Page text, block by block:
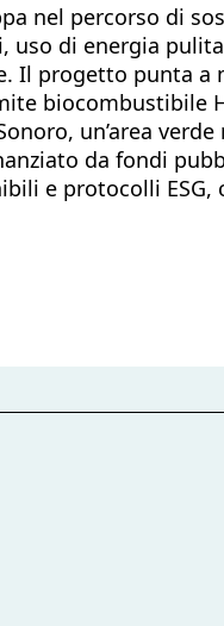
nel percorso di
di energia
Il progetto punta
biocombustibile
un’area
da fondi
e protocolli